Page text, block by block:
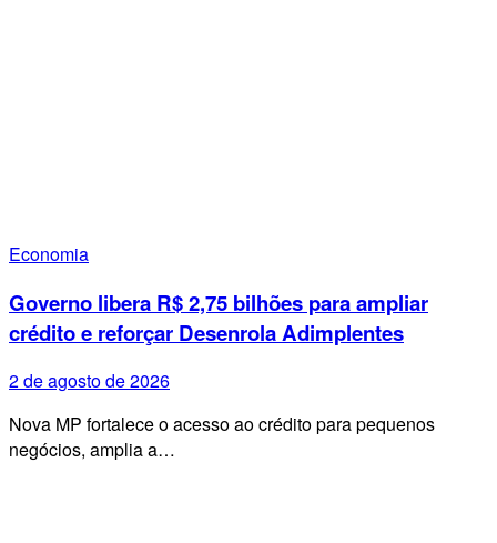
Economia
Governo libera R$ 2,75 bilhões para ampliar
crédito e reforçar Desenrola Adimplentes
2 de agosto de 2026
Nova MP fortalece o acesso ao crédito para pequenos
negócios, amplia a…